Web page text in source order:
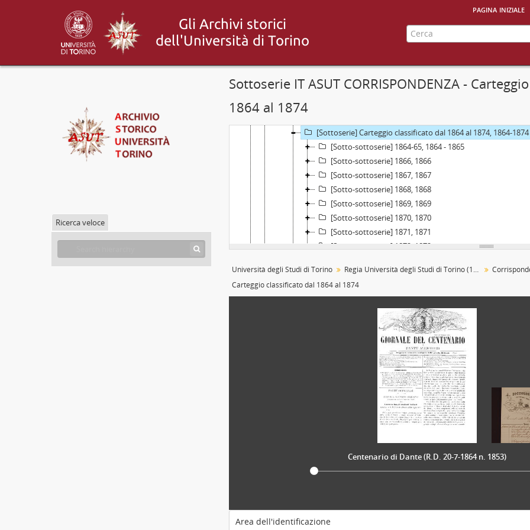
pagina iniziale
Ricerca veloce
Sottoserie IT ASUT CORRISPONDENZA -
1864 al 1874
[Serie] Minutari della corrispondenza in partenza del presidente
[Serie] Copialettere della corrispondenza in arrivo dal Ministero
[Serie] Carteggio non fascicolato anteriore ad agosto 1857, 1801 -
[Serie] Carteggio non classificato dal 1857 al 1863, 1856 - 1864
[Sottoserie] Carteggio classificato dal 1864 al 1874, 1864-1874
[Sotto-sottoserie] 1864-65, 1864 - 1865
[Sotto-sottoserie] 1866, 1866
[Sotto-sottoserie] 1867, 1867
[Sotto-sottoserie] 1868, 1868
[Sotto-sottoserie] 1869, 1869
[Sotto-sottoserie] 1870, 1870
[Sotto-sottoserie] 1871, 1871
[Sotto-sottoserie] 1872, 1872
[Sotto-sottoserie] 1874, 1872-1875
[Sottoserie] Carteggio classificato del 1875, 1875
[Sottoserie] Carteggio classificato dal 1904 al 1912, 1904 - 1913
[Sottoserie] Carteggio classificato dal 1913 al 1945, 1913-1945
[Sub-fondo] Caduti nella Prima Guerra mondiale, 1909-1920
[Sub-fondo] Gestione del personale
[Sub-fondo] Gestione finanziaria, 1729-1948
[Sub-fondo] Gestione patrimoniale, 1904 - 1989-09-18
[Sub-fondo] Facoltà di Teologia, 1729-11-11 - 1877-12-31
[Sub-fondo] Facoltà di Giurisprudenza, 1729 -1971
[Sub-fondo] Facoltà di Chirurgia, 1729-1844
[Sub-fondo] Facoltà di Medicina e chirurgia, 1833 - 1946
[Sub-fondo] Facoltà di Scienze e Lettere, 1729 - 1872
[Sub-fondo] Facoltà di Farmacia e suoi precedenti (Protomedicato),
Università degli Studi di Torino Regia Università degli Studi di Torino (1693-1946)
Carteggio classificato dal 1864 al 1874
Centenario di Dante (R.D. 20-7-1864 n. 1853)
Area dell'identificazione